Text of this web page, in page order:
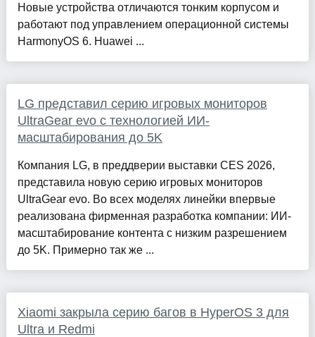
Новые устройства отличаются тонким корпусом и
работают под управлением операционной системы
HarmonyOS 6. Huawei ...
LG представил серию игровых мониторов
UltraGear evo с технологией ИИ-
масштабирования до 5K
Компания LG, в преддверии выставки CES 2026,
представила новую серию игровых мониторов
UltraGear evo. Во всех моделях линейки впервые
реализована фирменная разработка компании: ИИ-
масштабирование контента с низким разрешением
до 5K. Примерно так же ...
Xiaomi закрыла серию багов в HyperOS 3 для
Ultra и Redmi